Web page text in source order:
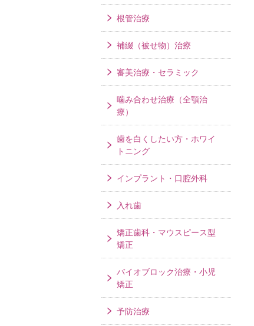
根管治療
補綴（被せ物）治療
審美治療・セラミック
噛み合わせ治療（全顎治
療）
歯を白くしたい方・ホワイ
トニング
インプラント・口腔外科
入れ歯
矯正歯科・マウスピース型
矯正
バイオブロック治療・小児
矯正
予防治療